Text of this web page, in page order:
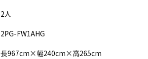
2人
2PG-FW1AHG
長967cm×幅240cm×高265cm